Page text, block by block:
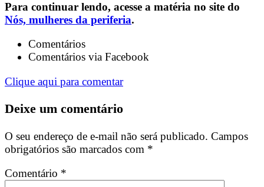
Para continuar lendo, acesse a matéria no site do
Nós, mulheres da periferia.
Comentários
Comentários via Facebook
Clique aqui para comentar
Deixe um comentário
O seu endereço de e-mail não será publicado. Campos
obrigatórios são marcados com *
Comentário *